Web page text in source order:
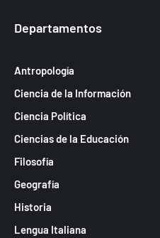
Departamentos
Antropología
Ciencia de la Información
Ciencia Política
Ciencias de la Educación
Filosofía
Geografía
Historia
Lengua Italiana